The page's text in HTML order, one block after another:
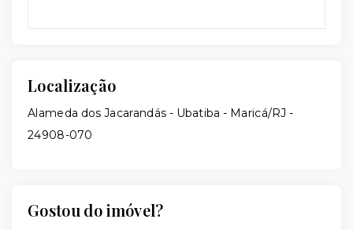
Localização
Alameda dos Jacarandás - Ubatiba - Maricá/RJ -
24908-070
Gostou do imóvel?